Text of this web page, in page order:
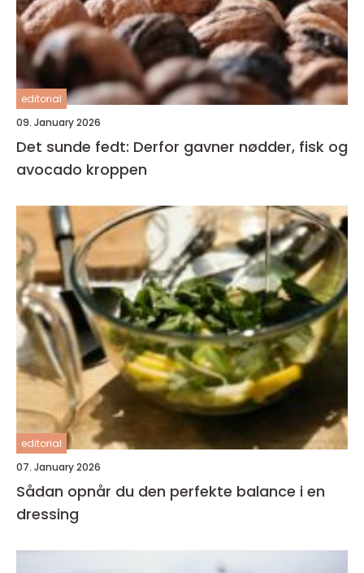
editorial
09. January 2026
Det sunde fedt: Derfor gavner nødder, fisk og
avocado kroppen
editorial
07. January 2026
Sådan opnår du den perfekte balance i en
dressing